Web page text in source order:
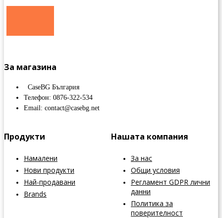
За магазина
CaseBG България
Телефон: 0876-322-534
Email: contact@casebg.net
Продукти
Намалени
Нови продукти
Най-продавани
Brands
Нашата компания
За нас
Общи условия
Регламент GDPR лични
данни
Политика за
поверителност